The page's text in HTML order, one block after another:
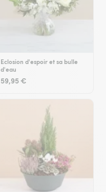
Eclosion d'espoir et sa bulle
d'eau
59,95 €